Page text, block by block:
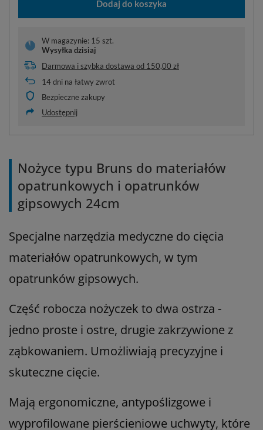
Dodaj do koszyka
W magazynie: 15 szt.
Wysyłka dzisiaj
Darmowa i szybka dostawa od 150,00 zł
14dni na łatwy zwrot
Bezpieczne zakupy
Udostępnij
Nożyce typu Bruns do materiałów
opatrunkowych i opatrunków
gipsowych 24cm
Specjalne narzędzia medyczne do cięcia
materiałów opatrunkowych, w tym
opatrunków gipsowych.
Część robocza nożyczek to dwa ostrza -
jedno proste i ostre, drugie zakrzywione z
ząbkowaniem. Umożliwiają precyzyjne i
skuteczne cięcie.
Mają ergonomiczne, antypoślizgowe i
wyprofilowane pierścieniowe uchwyty, które